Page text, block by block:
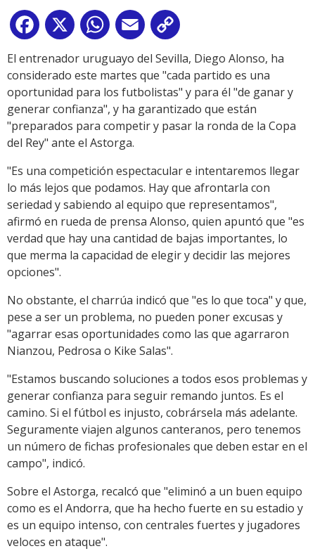
Facebook
X WhatsApp
Email
Link
El entrenador uruguayo del Sevilla, Diego Alonso, ha
considerado este martes que "cada partido es una
oportunidad para los futbolistas" y para él "de ganar y
generar confianza", y ha garantizado que están
"preparados para competir y pasar la ronda de la Copa
del Rey" ante el Astorga.
"Es una competición espectacular e intentaremos llegar
lo más lejos que podamos. Hay que afrontarla con
seriedad y sabiendo al equipo que representamos",
afirmó en rueda de prensa Alonso, quien apuntó que "es
verdad que hay una cantidad de bajas importantes, lo
que merma la capacidad de elegir y decidir las mejores
opciones".
No obstante, el charrúa indicó que "es lo que toca" y que,
pese a ser un problema, no pueden poner excusas y
"agarrar esas oportunidades como las que agarraron
Nianzou, Pedrosa o Kike Salas".
"Estamos buscando soluciones a todos esos problemas y
generar confianza para seguir remando juntos. Es el
camino. Si el fútbol es injusto, cobrársela más adelante.
Seguramente viajen algunos canteranos, pero tenemos
un número de fichas profesionales que deben estar en el
campo", indicó.
Sobre el Astorga, recalcó que "eliminó a un buen equipo
como es el Andorra, que ha hecho fuerte en su estadio y
es un equipo intenso, con centrales fuertes y jugadores
veloces en ataque".